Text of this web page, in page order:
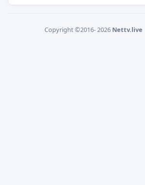
Copyright ©2016- 2026 Nettv.live